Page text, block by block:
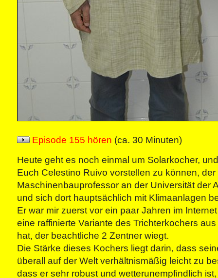
Episode 155 hören (ca. 30 Minuten)
Heute geht es noch einmal um Solarkocher,
Euch Celestino Ruivo vorstellen zu können,
Maschinenbauprofessor an der Universität der
und sich dort hauptsächlich mit Klimaanlagen
Er war mir zuerst vor ein paar Jahren im
eine raffinierte Variante des Trichterkochers
hat, der beachtliche 2 Zentner wiegt.
Die Stärke dieses Kochers liegt darin, dass
überall auf der Welt verhältnismäßig leicht zu
dass er sehr robust und wetterunempfindlich